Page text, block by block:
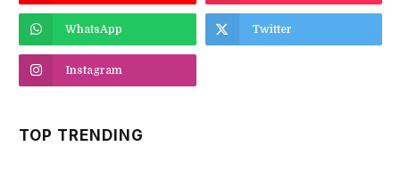
WhatsApp Twitter
Instagram
TOP TRENDING